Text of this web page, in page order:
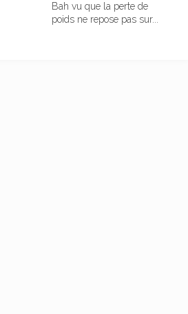
Bah vu que la perte de
poids ne repose pas sur...